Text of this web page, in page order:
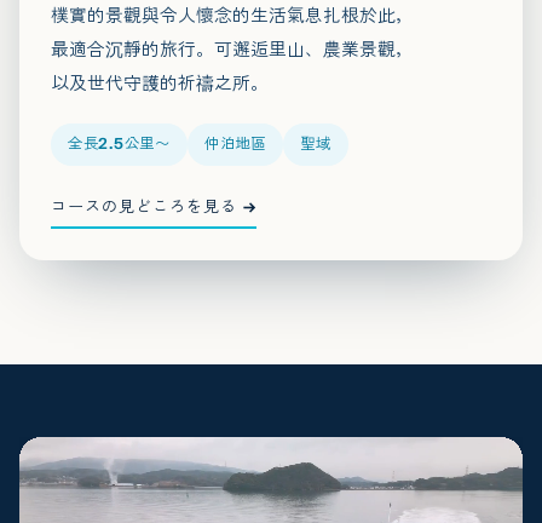
樸實的景觀與令人懷念的生活氣息扎根於此，
最適合沉靜的旅行。可邂逅里山、農業景觀，
以及世代守護的祈禱之所。
全長2.5公里〜 仲泊地區 聖域
コースの見どころを見る →